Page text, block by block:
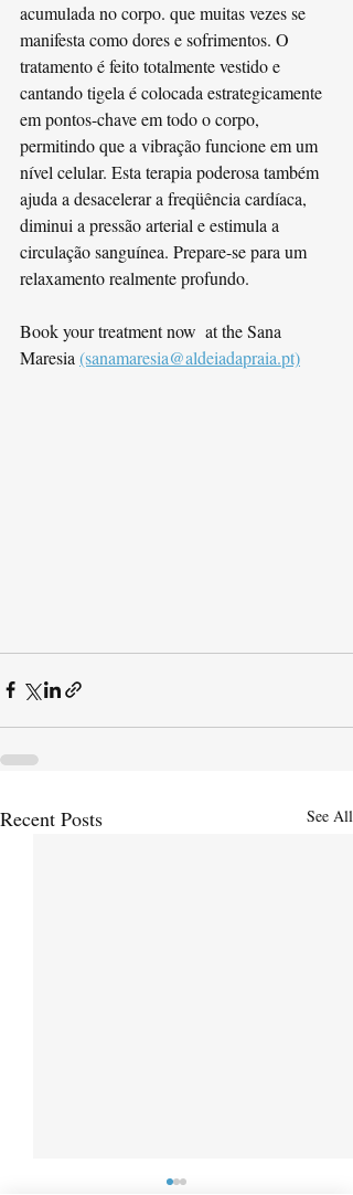
acumulada no corpo. que muitas vezes se
manifesta como dores e sofrimentos. O
tratamento é feito totalmente vestido e
cantando tigela é colocada estrategicamente
em pontos-chave em todo o corpo,
permitindo que a vibração funcione em um
nível celular. Esta terapia poderosa também
ajuda a desacelerar a freqüência cardíaca,
diminui a pressão arterial e estimula a
circulação sanguínea. Prepare-se para um
relaxamento realmente profundo.
Book your treatment now  at the Sana
Maresia (sanamaresia@aldeiadapraia.pt)
Recent Posts See All